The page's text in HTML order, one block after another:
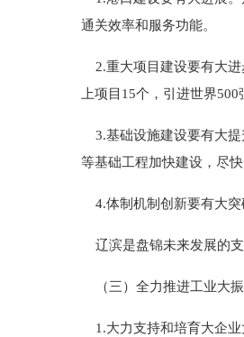
通关效率和服务功能。
2.重大项目建设要有大进
上项目15个，引进世界
3.基础设施建设要有大提
等基础工程加快建设，尽快
4.体制机制创新要有大突
辽滨是盘锦未来发展的
（三）全力推进工业大
1.大力支持和培育大企业